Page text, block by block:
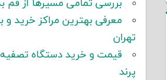
بررسی تمامی مسیرها از قم
معرفی بهترین مراکز خرید و
تهران
قیمت و خرید دستگاه
پرند